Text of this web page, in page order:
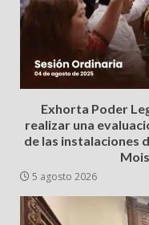
Exhorta Poder
realizar una
de las instalaciones
5 agosto 2026